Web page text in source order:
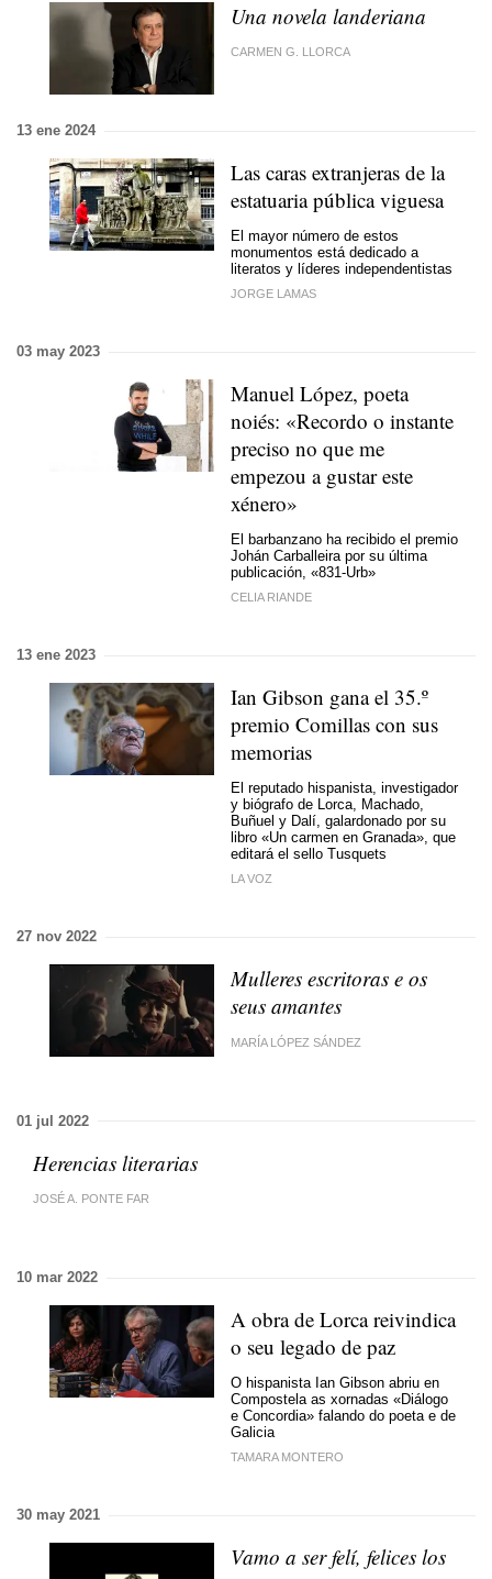
Una novela landeriana
CARMEN G. LLORCA
13 ene 2024
Las caras extranjeras de la
estatuaria pública viguesa
El mayor número de estos
monumentos está dedicado a
literatos y líderes independentistas
JORGE LAMAS
03 may 2023
Manuel López, poeta
noiés: «Recordo o instante
preciso no que me
empezou a gustar este
xénero»
El barbanzano ha recibido el premio
Johán Carballeira por su última
publicación, «831-Urb»
CELIA RIANDE
13 ene 2023
Ian Gibson gana el 35.º
premio Comillas con sus
memorias
El reputado hispanista, investigador
y biógrafo de Lorca, Machado,
Buñuel y Dalí, galardonado por su
libro «Un carmen en Granada», que
editará el sello Tusquets
LA VOZ
27 nov 2022
Mulleres escritoras e os
seus amantes
MARÍA LÓPEZ SÁNDEZ
01 jul 2022
Herencias literarias
JOSÉ A. PONTE FAR
10 mar 2022
A obra de Lorca reivindica
o seu legado de paz
O hispanista Ian Gibson abriu en
Compostela as xornadas «Diálogo
e Concordia» falando do poeta e de
Galicia
TAMARA MONTERO
30 may 2021
Vamo a ser felí, felices los